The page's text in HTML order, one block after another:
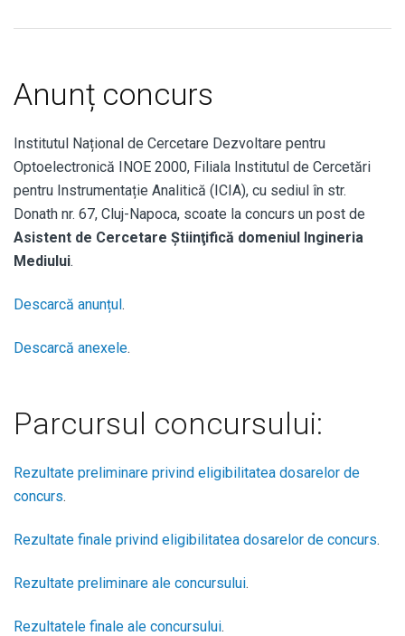
Anunț concurs
Institutul Național de Cercetare Dezvoltare pentru
Optoelectronică INOE 2000, Filiala Institutul de Cercetări
pentru Instrumentație Analitică (ICIA), cu sediul în str.
Donath nr. 67, Cluj-Napoca, scoate la concurs un post de
Asistent de Cercetare Știinţifică domeniul Ingineria
Mediului.
Descarcă anunțul .
Descarcă anexele.
Parcursul concursului:
Rezultate preliminare privind eligibilitatea dosarelor de
concurs.
Rezultate finale privind eligibilitatea dosarelor de concurs.
Rezultate preliminare ale concursului.
Rezultatele finale ale concursului.